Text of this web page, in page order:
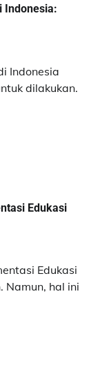
Indonesia:
Indonesia
dilakukan.
Edukasi
Edukasi
Namun, hal ini